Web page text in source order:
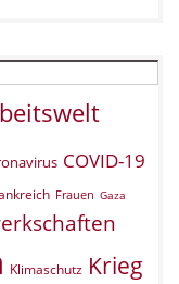
COVID-19
Frauen Gaza
Klimaschutz Krieg